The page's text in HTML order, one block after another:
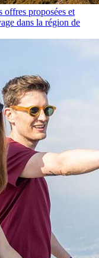
offres proposées et
dans la région de